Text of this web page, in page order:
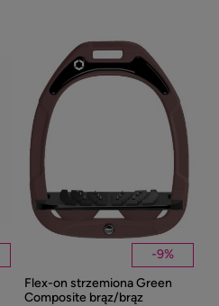
-9%
Flex-on strzemiona Green
Composite brąz/brąz